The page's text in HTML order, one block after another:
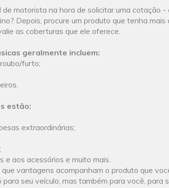
motorista na hora de solicitar uma cotação -
Depois, procure um produto que tenha
as coberturas que ele oferece.
geralmente incluem:
furto;
estão:
extraordinárias;
e aos acessórios e muito mais.
vantagens acompanham o produto que
seu veículo, mas também para você, para